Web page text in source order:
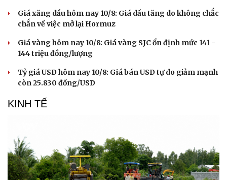
Giá xăng dầu hôm nay 10/8: Giá dầu tăng do không chắc
chắn về việc mở lại Hormuz
Giá vàng hôm nay 10/8: Giá vàng SJC ổn định mức 141 -
144 triệu đồng/lượng
Tỷ giá USD hôm nay 10/8: Giá bán USD tự do giảm mạnh
còn 25.830 đồng/USD
KINH TẾ